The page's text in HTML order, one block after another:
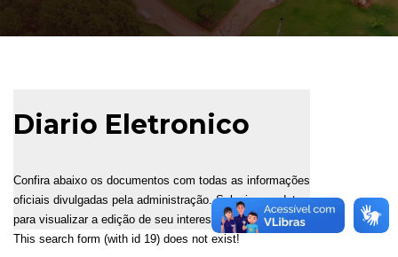
Diario Eletronico
Confira abaixo os documentos com todas as informações
oficiais divulgadas pela administração. Selecione a data
para visualizar a edição de seu interesse.
This search form (with id 19) does not exist!